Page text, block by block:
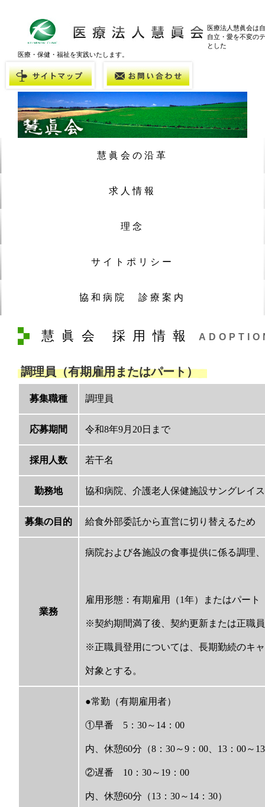
医療法人慧眞会は
自立・愛を不変の
とした
医療・保健・福祉を実践いたします。
慧眞会の沿革
求人情報
理念
サイトポリシー
協和病院 診療案内
慧眞会 採用情報
調理員（有期雇用またはパート）
募集職種 調理員
応募期間 令和8年9月20日まで
採用人数 若干名
勤務地 協和病院、介護老人保健施設サングレイ
募集の目的 給食外部委託から直営に切り替えるため
業務
病院および各施設の食事提供に係る調理
雇用形態：有期雇用（1年）またはパート
※契約期間満了後、契約更新または正職
※正職員登用については、長期勤続のキ
対象とする。
●常勤（有期雇用者）
①早番 5：30～14：00
内、休憩60分（8：30～9：00、13：00～
②遅番 10：30～19：00
内、休憩60分（13：30～14：30）